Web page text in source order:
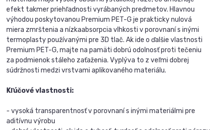
efekt takmer priehľadnosti vyrábaných predmetov. Hlavnou
výhodou poskytovanou Premium PET-G je prakticky nulová
miera zmrštenia a nízkaabsorpcia vlhkosti v porovnaní s inými
termoplasty používanými pre 3D tlač. Ak ide o ďalšie vlastnosti
Premium PET-G, majte na pamäti dobrú odolnosť proti tečeniu
za podmienok stáleho zaťaženia. Vyplýva to z veľmi dobrej
súdržnosti medzi vrstvami aplikovaného materiálu.
Kľúčové vlastnosti:
- vysoká transparentnosť v porovnaní s inými materiálmi pre
aditívnu výrobu